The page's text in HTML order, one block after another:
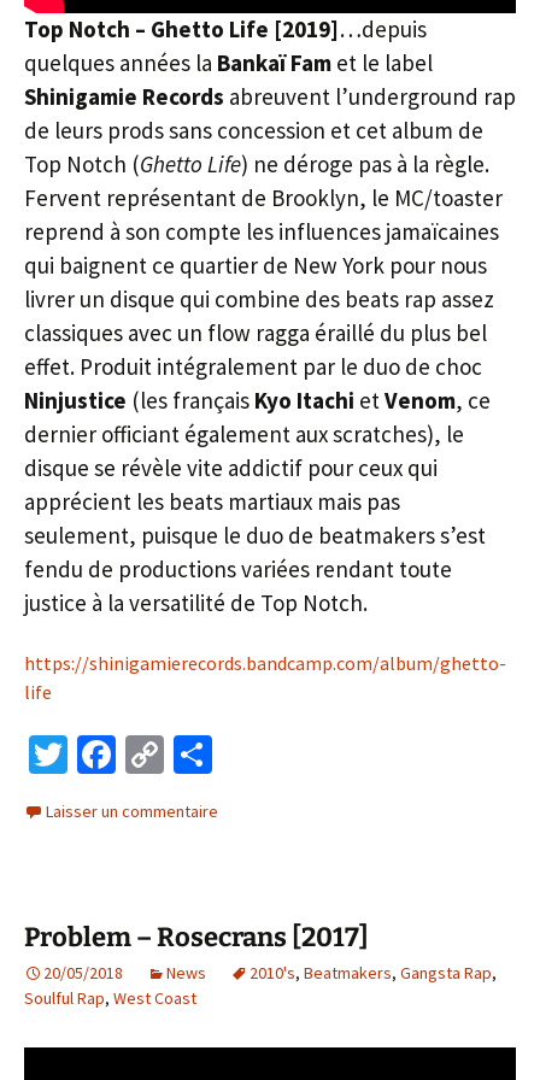
Top Notch – Ghetto Life [2019]…depuis
quelques années la Bankaï Fam et le label
Shinigamie Records abreuvent l’underground rap
de leurs prods sans concession et cet album de
Top Notch (Ghetto Life) ne déroge pas à la règle.
Fervent représentant de Brooklyn, le MC/toaster
reprend à son compte les influences jamaïcaines
qui baignent ce quartier de New York pour nous
livrer un disque qui combine des beats rap assez
classiques avec un flow ragga éraillé du plus bel
effet. Produit intégralement par le duo de choc
Ninjustice (les français Kyo Itachi etVenom, ce
dernier officiant également aux scratches), le
disque se révèle vite addictif pour ceux qui
apprécient les beats martiaux mais pas
seulement, puisque le duo de beatmakers s’est
fendu de productions variées rendant toute
justice à la versatilité de Top Notch.
https://shinigamierecords.bandcamp.com/album/ghetto-
life
T
tt
Fa
b
k
C
p
n
k
ta
Laisser un commentaire
Problem – Rosecrans [2017]
20/05/2018 News 2010's, Beatmakers, Gangsta Rap,
Soulful Rap, West Coast